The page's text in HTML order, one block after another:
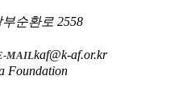
순환로 2558
MAILkaf@k-af.or.kr
Foundation